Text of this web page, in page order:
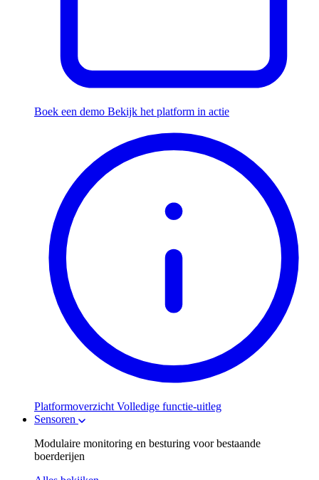
Boek een demo Bekijk het platform in actie
Platformoverzicht Volledige functie-uitleg
Sensoren
Modulaire monitoring en besturing voor bestaande
boerderijen